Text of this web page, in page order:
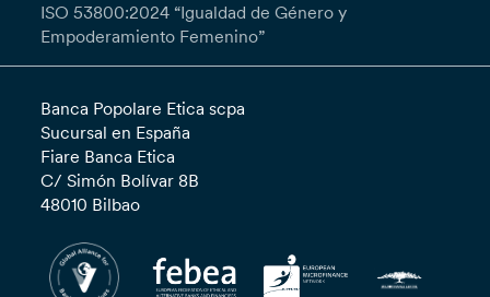
ISO 53800:2024 “Igualdad de Género y
Empoderamiento Femenino”
Banca Popolare Etica scpa
Sucursal en España
Fiare Banca Etica
C/ Simón Bolívar 8B
48010 Bilbao